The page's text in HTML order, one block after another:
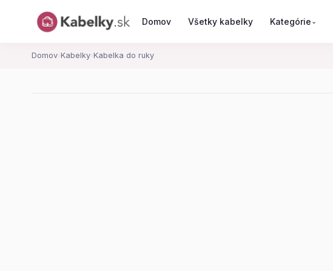
Domov Všetky kabelky Kategórie ⌄
Domov› Kabelky› Kabelka do ruky